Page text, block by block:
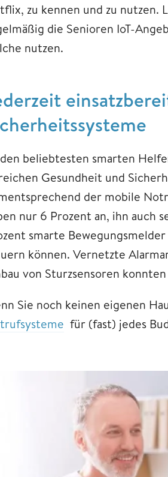
zu kennen und zu nutzen.
die Senioren IoT-
nutzen.
beliebtesten smarten
Gesundheit und
der mobile
nur 6 Prozent an, ihn auch
smarte
können. Vernetzte
von Sturzsensoren
Sie noch keinen eigenen
für (fast) jedes